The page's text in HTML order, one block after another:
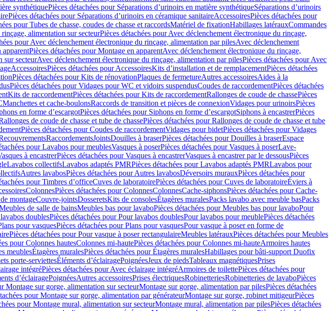
synthétiquePièces détachées pour Séparations d’urinoirs en matière synthétiqueSéparations d’urinoirs
Pièces détachées pour Séparations d’urinoirs en céramique sanitaireAccessoiresPièces détachées pour
pour Tubes de chasse, coudes de chasse et raccordsMatériel de fixationHabillages latérauxCommandes
alimentation sur secteurPièces détachées pour Avec déclenchement électronique du rinçage,
pour Avec déclenchement électronique du rinçage, alimentation par pilesAvec déclenchement
apparentPièces détachées pour Montage en apparentAvec déclenchement électronique du rinçage,
sur secteurAvec déclenchement électronique du rinçage, alimentation par pilesPièces détachées pour Avec
AccessoiresPièces détachées pour AccessoiresKits d’installation et de remplacementPièces détachées
Pièces détachées pour Kits de rénovationPlaques de fermetureAutres accessoiresAides à la
Pièces détachées pour Vidages pour WC et vidoirs suspendusCoudes de raccordementPièces détachées
Kits de raccordementPièces détachées pour Kits de raccordementRallonges de coude de chassePièces
Manchettes et cache-boulonsRaccords de transition et pièces de connexionVidages pour urinoirsPièces
en forme d’escargotPièces détachées pour Siphons en forme d’escargotSiphons à encastrerPièces
de coude de chasse et tube de chassePièces détachées pour Rallonges de coude de chasse et tube
Pièces détachées pour Coudes de raccordementVidages pour bidetPièces détachées pour Vidages
RaccordementsJointsDouilles à braserPièces détachées pour Douilles à braserEspace
pour Lavabos pour meublesVasques à poserPièces détachées pour Vasques à poserLave-
à encastrerPièces détachées pour Vasques à encastrerVasques à encastrer par le dessousPièces
Lavabos collectifsLavabos adaptés PMRPièces détachées pour Lavabos adaptés PMRLavabos pour
Autres lavabosPièces détachées pour Autres lavabosDéversoirs murauxPièces détachées pour
pour Timbres dʼofficeCuves de laboratoirePièces détachées pour Cuves de laboratoireÉviers à
ColonnesPièces détachées pour ColonnesColonnesCache-siphonsPièces détachées pour Cache-
montageCouvre-jointsDosseretsKits de consolesÉtagères muralesPacks lavabo avec meuble basPacks
de salle de bainsMeubles bas pour lavaboPièces détachées pour Meubles bas pour lavaboPour
doublesPièces détachées pour Pour lavabos doublesPour lavabos pour meublePièces détachées
pour vasquesPièces détachées pour Plans pour vasquesPour vasque à poser en forme de
Pièces détachées pour Pour vasque à poser rectangulaireMeubles latérauxPièces détachées pour Meubles
pour Colonnes hautesColonnes mi-hautePièces détachées pour Colonnes mi-hauteArmoires hautes
meublesÉtagères muralesPièces détachées pour Étagères muralesHabillages pour bâti-support Duofix
porte-serviettesÉléments d’éclairagePoignéesJeux de piedsTableaux magnétiquesPrises
intégréPièces détachées pour Avec éclairage intégréArmoires de toilettePièces détachées pour
d’éclairagePoignéesAutres accessoiresPrises électriquesRobinetteriesRobinetteries de lavaboPièces
Montage sur gorge, alimentation sur secteurMontage sur gorge, alimentation par pilesPièces détachées
pour Montage sur gorge, alimentation par générateurMontage sur gorge, robinet mitigeurPièces
pour Montage mural, alimentation sur secteurMontage mural, alimentation par pilesPièces détachées